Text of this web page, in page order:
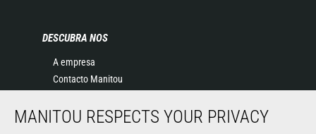
DESCUBRA NOS
A empresa
Contacto Manitou
Eventos
MANITOU RESPECTS YOUR PRIVACY